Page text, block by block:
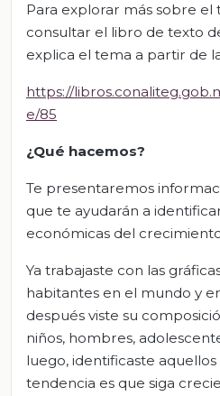
Para explorar más sobre el
consultar el libro de texto
explica el tema a partir de
https://
e/85
¿Qué hacemos?
Te presentaremos
que te ayudarán a
económicas del
Ya trabajaste con las
habitantes en el mundo y
después viste su
niños, hombres,
luego, identificaste
tendencia es que siga